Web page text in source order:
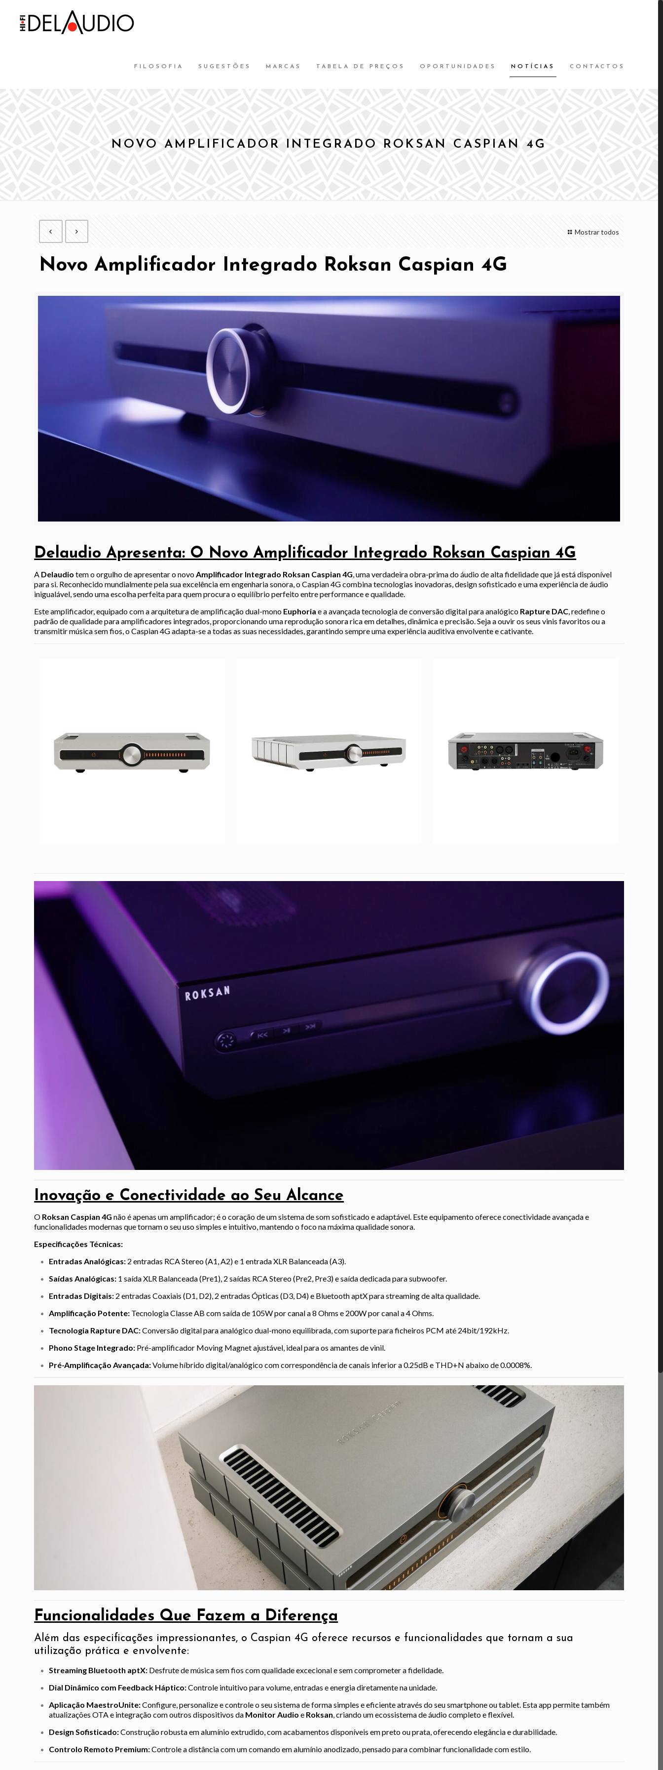
FILOSOFIA SUGESTÕES MARCAS TABELA DE PREÇOS OPORTUNIDADES NOTÍCIAS CONTACTOS
NOVO AMPLIFICADOR INTEGRADO ROKSAN CASPIAN 4G
Mostrar todos
Novo Amplificador Integrado Roksan Caspian 4G
Delaudio Apresenta: O Novo Amplificador Integrado Roksan Caspian 4G
A Delaudio tem o orgulho de apresentar o novoAmplificador Integrado Roksan Caspian 4G, uma verdadeira obra-prima do áudio de alta fidelidade que já está disponível
para si. Reconhecido mundialmente pela sua excelência em engenharia sonora, o Caspian 4G combina tecnologias inovadoras, design sofisticado e uma experiência de áudio
inigualável, sendo uma escolha perfeita para quem procura o equilíbrio perfeito entre performance e qualidade.
Este amplificador, equipado com a arquitetura de amplificação dual-mono Euphoria e a avançada tecnologia de conversão digital para analógico Rapture DAC, redefine o
padrão de qualidade para amplificadores integrados, proporcionando uma reprodução sonora rica em detalhes, dinâmica e precisão. Seja a ouvir os seus vinis favoritos ou a
transmitir música sem fios, o Caspian 4G adapta-se a todas as suas necessidades, garantindo sempre uma experiência auditiva envolvente e cativante.
Inovação e Conectividade ao Seu Alcance
O Roksan Caspian 4G não é apenas um amplificador; é o coração de um sistema de som sofisticado e adaptável. Este equipamento oferece conectividade avançada e
funcionalidades modernas que tornam o seu uso simples e intuitivo, mantendo o foco na máxima qualidade sonora.
Especificações Técnicas:
Entradas Analógicas: 2 entradas RCA Stereo (A1, A2) e 1 entrada XLR Balanceada (A3).
Saídas Analógicas: 1 saída XLR Balanceada (Pre1), 2 saídas RCA Stereo (Pre2, Pre3) e saída dedicada para subwoofer.
Entradas Digitais: 2 entradas Coaxiais (D1, D2), 2 entradas Ópticas (D3, D4) e Bluetooth aptX para streaming de alta qualidade.
Amplificação Potente: Tecnologia Classe AB com saída de 105W por canal a 8 Ohms e 200W por canal a 4 Ohms.
Tecnologia Rapture DAC:Conversão digital para analógico dual-mono equilibrada, com suporte para ficheiros PCM até 24bit/192kHz.
Phono Stage Integrado: Pré-amplificador Moving Magnet ajustável, ideal para os amantes de vinil.
Pré-Amplificação Avançada:Volume híbrido digital/analógico com correspondência de canais inferior a 0.25dB e THD+N abaixo de 0.0008%.
Funcionalidades Que Fazem a Diferença
Além das especificações impressionantes, o Caspian 4G oferece recursos e funcionalidades que tornam a sua
utilização prática e envolvente:
Streaming Bluetooth aptX: Desfrute de música sem fios com qualidade excecional e sem comprometer a fidelidade.
Dial Dinâmico com Feedback Háptico:Controle intuitivo para volume, entradas e energia diretamente na unidade.
Aplicação MaestroUnite:Configure, personalize e controle o seu sistema de forma simples e eficiente através do seu smartphone ou tablet. Esta app permite também
atualizações OTA e integração com outros dispositivos da Monitor Audio e Roksan, criando um ecossistema de áudio completo e flexível.
Design Sofisticado:Construção robusta em alumínio extrudido, com acabamentos disponíveis em preto ou prata, oferecendo elegância e durabilidade.
Controlo Remoto Premium:Controle a distância com um comando em alumínio anodizado, pensado para combinar funcionalidade com estilo.